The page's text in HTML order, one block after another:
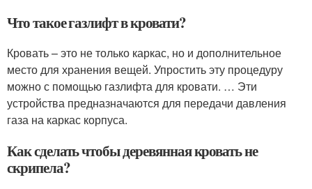
Что такое газлифт в кровати?
Кровать – это не только каркас, но и дополнительное
место для хранения вещей. Упростить эту процедуру
можно с помощью газлифта для кровати. … Эти
устройства предназначаются для передачи давления
газа на каркас корпуса.
Как сделать чтобы деревянная кровать не
скрипела?